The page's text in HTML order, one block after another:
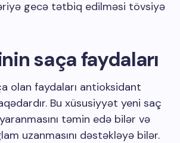
gecə tətbiq edilməsi tövsiyə
saça faydaları
olan faydaları antioksidant
Bu xüsusiyyət yeni saç
təmin edə bilər və
uzanmasını dəstəkləyə bilər.